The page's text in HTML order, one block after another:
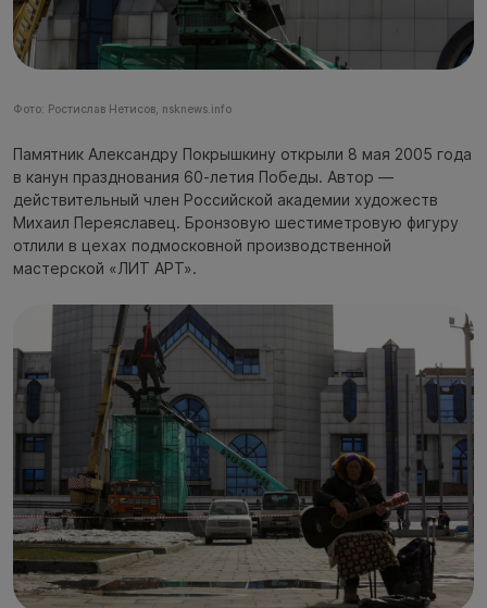
Фото: Ростислав Нетисов, nsknews.info
Памятник Александру Покрышкину открыли 8 мая 2005 года
в канун празднования 60-летия Победы. Автор —
действительный член Российской академии художеств
Михаил Переяславец. Бронзовую шестиметровую фигуру
отлили в цехах подмосковной производственной
мастерской «ЛИТ АРТ».